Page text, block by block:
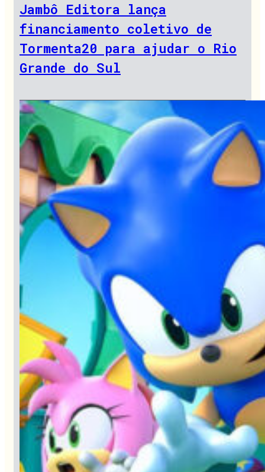
Jambô Editora lança
financiamento coletivo de
Tormenta20 para ajudar o Rio
Grande do Sul